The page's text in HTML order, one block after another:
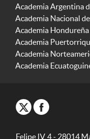
Academia Argentina
Academia Nacional
Academia Hondureña
Academia
Academia
Academia
Felipe IV, 4 - 28014